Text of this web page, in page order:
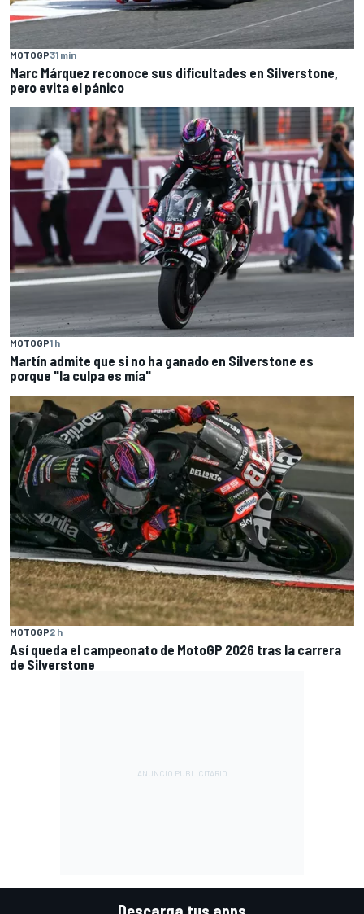
MOTOGP31 min
Marc Márquez reconoce sus dificultades en Silverstone,
pero evita el pánico
MOTOGP1 h
Martín admite que si no ha ganado en Silverstone es
porque "la culpa es mía"
MOTOGP2 h
Así queda el campeonato de MotoGP 2026 tras la carrera
de Silverstone